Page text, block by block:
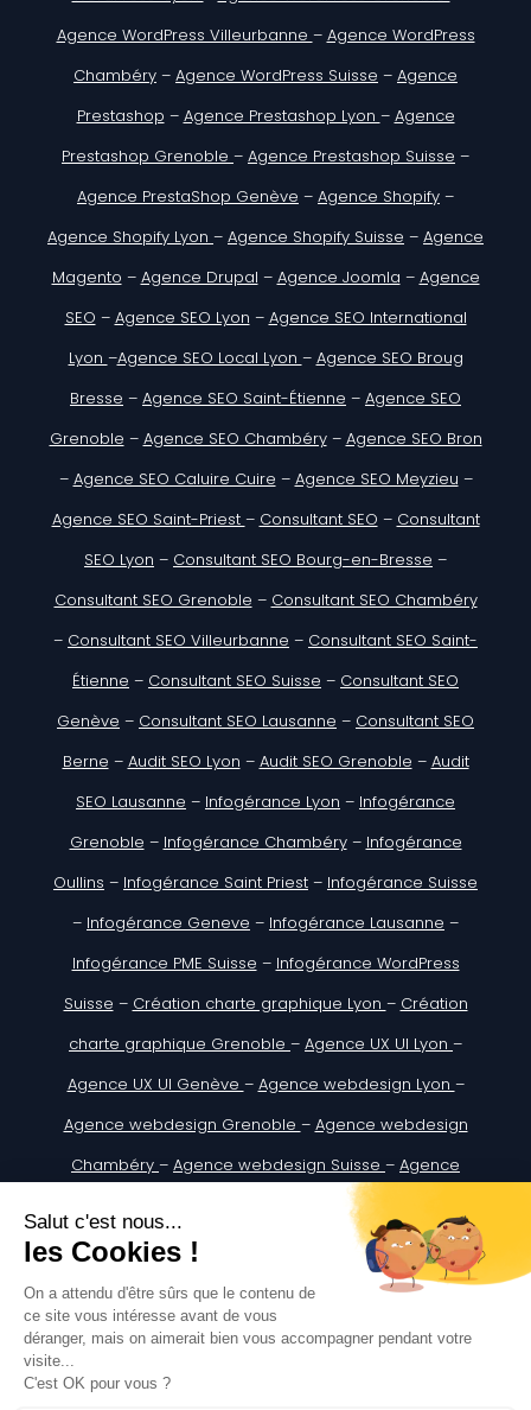
Agence WordPress Villeurbanne – Agence WordPress
Chambéry – Agence WordPress Suisse – Agence
Prestashop – Agence Prestashop Lyon – Agence
Prestashop Grenoble – Agence Prestashop Suisse –
Agence PrestaShop Genève – Agence Shopify –
Agence Shopify Lyon – Agence Shopify Suisse – Agence
Magento – Agence Drupal – Agence Joomla – Agence
SEO – Agence SEO Lyon – Agence SEO International
Lyon –Agence SEO Local Lyon – Agence SEO Broug
Bresse – Agence SEO Saint-Étienne – Agence SEO
Grenoble – Agence SEO Chambéry– Agence SEO Bron
– Agence SEO Caluire Cuire – Agence SEO Meyzieu –
Agence SEO Saint-Priest – Consultant SEO – Consultant
SEO Lyon – Consultant SEO Bourg-en-Bresse –
Consultant SEO Grenoble – Consultant SEO Chambéry
– Consultant SEO Villeurbanne – Consultant SEO Saint-
Étienne – Consultant SEO Suisse – Consultant SEO
Genève – Consultant SEO Lausanne – Consultant SEO
Berne – Audit SEO Lyon – Audit SEO Grenoble – Audit
SEO Lausanne – Infogérance Lyon – Infogérance
Grenoble – Infogérance Chambéry– Infogérance
Oullins – Infogérance Saint Priest – Infogérance Suisse
– Infogérance Geneve – Infogérance Lausanne –
Infogérance PME Suisse – Infogérance WordPress
Suisse – Création charte graphique Lyon – Création
charte graphique Grenoble – Agence UX UI Lyon –
Agence UX UI Genève – Agence webdesign Lyon –
Agence webdesign Grenoble – Agence webdesign
Chambéry – Agence webdesign Suisse – Agence
Agence webdesign Lausanne
Digitify SASU au Capital de : 5 000€
ADRESSE : 333 A Rue du Doyen Georges Chapas, 69009
SIREN: 907932057 | N°TVA:FR02907932057
Assurances Multirisque Professionnelle portant le n°